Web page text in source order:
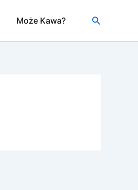
Może Kawa? Szukaj